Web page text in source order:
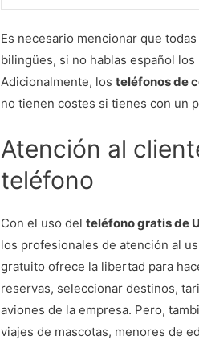
Es necesario mencionar que
bilingües, si no hablas español
Adicionalmente, losteléfonos de
no tienen costes si tienes con un
Atención al
teléfono
Con el uso delteléfono gratis de
los profesionales de atención al
gratuito ofrece la libertad para
reservas, seleccionar destinos,
aviones de la empresa. Pero,
viajes de mascotas, menores de